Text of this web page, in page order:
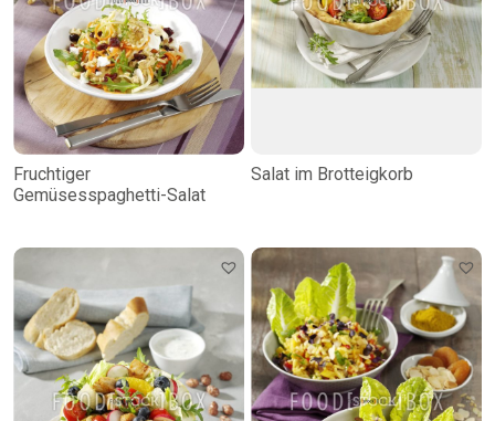
Fruchtiger
Gemüsesspaghetti-Salat
Salat im Brotteigkorb